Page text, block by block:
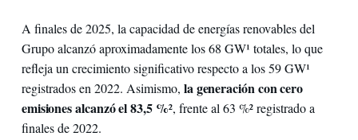
A finales de 2025, la capacidad de energías renovables del
Grupo alcanzó aproximadamente los 68 GW¹ totales, lo que
refleja un crecimiento significativo respecto a los 59 GW¹
registrados en 2022. Asimismo, la generación con cero
emisiones alcanzó el 83,5 %², frente al 63 %² registrado a
finales de 2022.